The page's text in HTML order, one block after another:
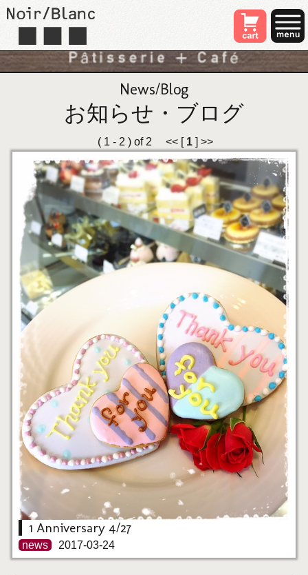
News/Blog
お知らせ・ブログ
( 1 - 2 ) of 2 << [ 1 ] >>
1 Anniversary 4/27
news 2017-03-24